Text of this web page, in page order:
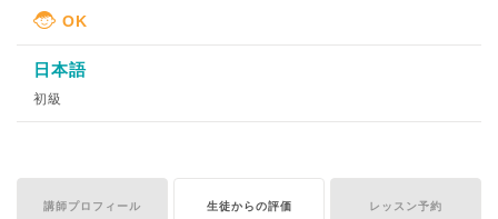
日本語
初級
講師プロフィール 生徒からの評価 レッスン予約